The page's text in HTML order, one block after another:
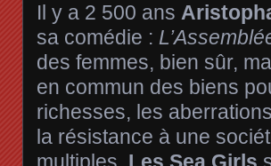
Il y a 2 500 ans
sa comédie :
des femmes, bien sûr,
en commun des biens
richesses, les
la résistance à une